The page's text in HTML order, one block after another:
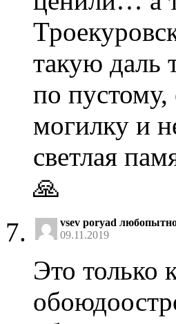
такую даль
по пустому,
могилку и
светлая
🙏
vsev poryad
09.11.2019
Это только